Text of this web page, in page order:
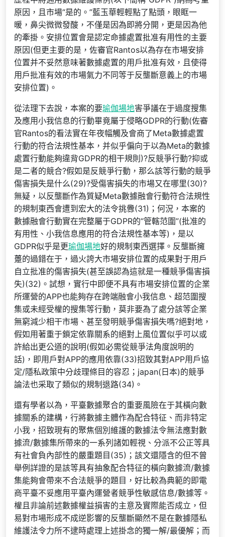
原因，且市場“是的。”藍玉華輕輕點了點頭，眼眶一
暖，鼻尖微微發酸，不僅是因為即將分開，更是因為他
的牽掛。安排位置會是認定命據處置批准有用性的主要
原因(但更主要的是，佐審官Rantos以為存在市場安排
位置并不妥然意味著數據處置的用戶批准有效，且使得
用戶批准有效的市場氣力不同等于反壟斷意義上的市場
安排位置)。
從法理下去說，本案的要瑜伽場地害爭議在于過度搜集
及應用小我信息的行動畢竟屬于侵略GDPR的行動(佐審
官Rantos的看法實在年夜幅觸及會商了Meta數據處置
行動的符合法規性基本，并似乎偏向于以為Meta的數據
處置行動能夠違背GDPR的相干規則)?反競爭行動?抑或
是二者的競合?假如是反競爭行動，那么該等行動的競爭
傷害損失是什么(29)?受傷害損失的市場又在哪里(30)?
無疑，以反壟斷作為質疑Meta數據融會行動符合法規性
的規制東西會遭到宏大的法令挑釁(31)；何況，本案的
數據融會行動實在完整屬于GDPR的“管轄范圍”(批准的
有用性、小我信息應用的符合法規性基本等)，是以
GDPR似乎是更瑜伽場地好的規制東西選擇。反壟斷擁
躉的過錯在于，過火誇大市場安排位置的成果對于用戶
自立批准的傷害損失(甚至誤認為這就是一種競爭傷害損
失)(32)。試想，實行中即便不具有市場安排位置的企業
所運營的APP也能夠存在跨端融會小我信息、超范圍搜
集或未經受權的搜集等行動，莫非要為了處分該等企業
無窮減少相干市場、甚至發明競爭傷害損失嗎?絕對地，
假如用著重于鎖定依靠關系的絕對上風位置似乎可以或
許給出更公道的說明(假如必需從競爭法角度說明的
話)，即用戶對APP的應用依靠(33)招致其對APP用戶協
定/隱私政策中分歧理條目的容忍；japan(日本)的競爭
論法也采取了類似的規制退路(34)。
還有學者以為，平臺數據聚合的重要風險在于其橫向數
據關系的建構，行將數據主體作為配合特征、而非特定
小我，招致現有的聚焦個別維護的數據法令無法應對數
據流/數據集所帶來的一系列諸如輕視、分派不公正等具
有社會負內部性的嚴重題目(35)；該文還隱含的但不曾
舉例詳證的是該等具有抽象配合特征的橫向數據流/數據
集能夠會帶來不合法競爭的題目，好比較為典範的即電
商平臺不妥應用平臺內運營者競爭性敏感信息/數據等。
權且非論前述數據權益損害的主意及實際能否成立，但
易對市場形成不成逆影響的反壟斷顯然不是在數據隱私
維護法令力所不逮時處理上述掛念的獨一解/最優解；而